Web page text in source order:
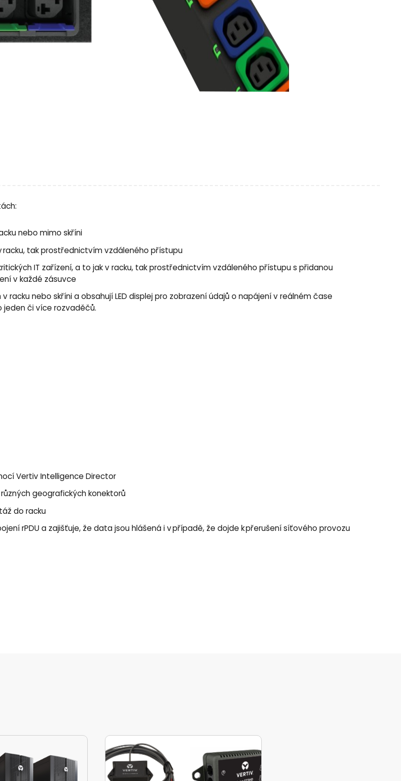
nebo mimo skříni
tak prostřednictvím vzdáleného přístupu
IT zařízení, a to jak v racku, tak prostřednictvím vzdáleného přístupu s přidanou
v každé zásuvce
racku nebo skříni a obsahují LED displej pro zobrazení údajů o napájení v reálném čase
či více rozvaděčů.
Vertiv Intelligence Director
geografických konektorů
do racku
rPDU a zajišťuje, že data jsou hlášená i v případě, že dojde k přerušení síťového provozu